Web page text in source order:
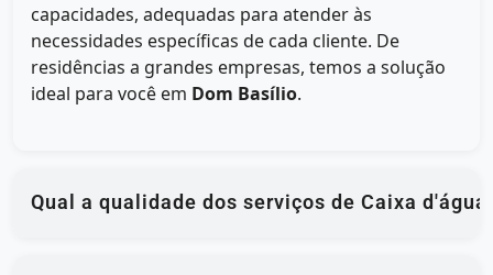
capacidades, adequadas para atender às
necessidades específicas de cada cliente. De
residências a grandes empresas, temos a solução
ideal para você em Dom Basílio.
Qual a qualidade dos serviços de Caixa